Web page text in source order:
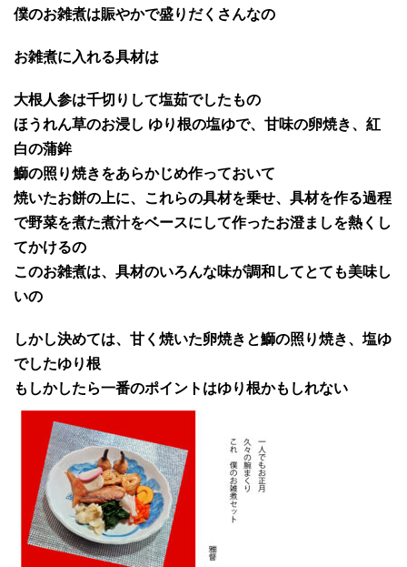
僕のお雑煮は賑やかで盛りだくさんなの
お雑煮に入れる具材は
大根人参は千切りして塩茹でしたもの
ほうれん草のお浸し ゆり根の塩ゆで、甘味の卵焼き、紅
白の蒲鉾
鰤の照り焼きをあらかじめ作っておいて
焼いたお餅の上に、これらの具材を乗せ、具材を作る過程
で野菜を煮た煮汁をベースにして作ったお澄ましを熱くし
てかけるの
このお雑煮は、具材のいろんな味が調和してとても美味し
いの
しかし決めては、甘く焼いた卵焼きと鰤の照り焼き、塩ゆ
でしたゆり根
もしかしたら一番のポイントはゆり根かもしれない